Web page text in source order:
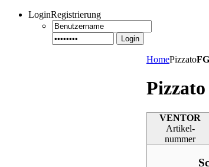
LoginRegistrierung
Login
HomePizzato
VENTOR
Artikel-
nummer